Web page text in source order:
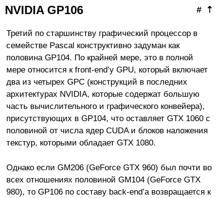
⇡
#
NVIDIA GP106
Третий по старшинству графический процессор в
семействе Pascal конструктивно задуман как
половина GP104. По крайней мере, это в полной
мере относится к front-end’у GPU, который включает
два из четырех GPC (конструкций в последних
архитектурах NVIDIA, которые содержат большую
часть вычислительного и графического конвейера),
присутствующих в GP104, что оставляет GTX 1060 с
половиной от числа ядер CUDA и блоков наложения
текстур, которыми обладает GTX 1080.
Однако если GM206 (GeForce GTX 960) был почти во
всех отношениях половиной GM104 (GeForce GTX
980), то GP106 по составу back-end’а возвращается к